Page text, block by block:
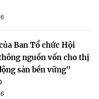
Ban Tổ chức Hội
nguồn vốn cho thị
sản bền vững"